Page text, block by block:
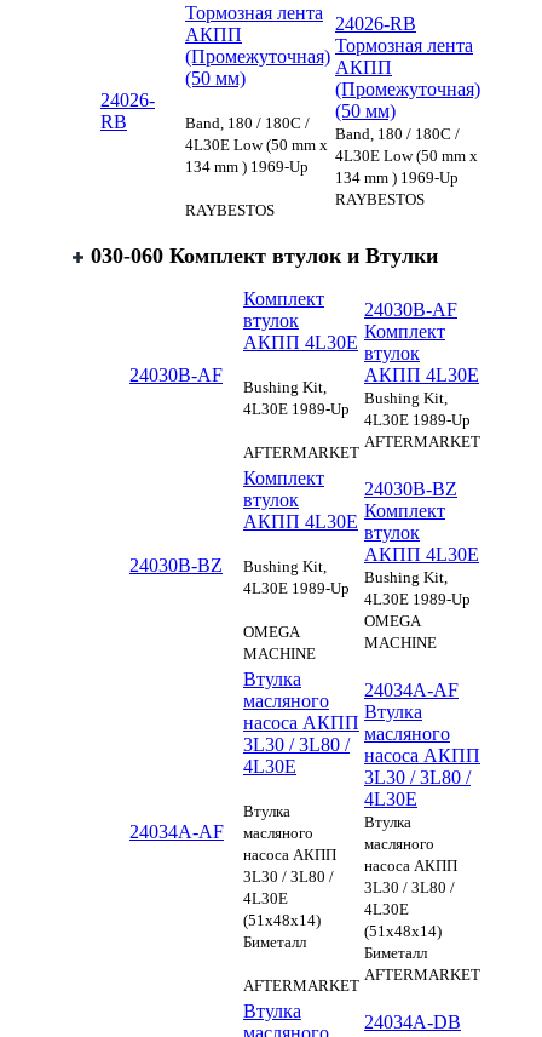
24026-
RB
Тормозная лента
АКПП
(Промежуточная)
(50 мм)
Band, 180 / 180C /
4L30E Low (50 mm x
134 mm ) 1969-Up
RAYBESTOS
24026-RB
Тормозная лента
АКПП
(Промежуточная)
(50 мм)
Band, 180 / 180C /
4L30E Low (50 mm x
134 mm ) 1969-Up
RAYBESTOS
030-060 Комплект втулок и Втулки
24030B-AF
Комплект
втулок
АКПП 4L30E
Bushing Kit,
4L30E 1989-Up
AFTERMARKET
24030B-AF
Комплект
втулок
АКПП 4L30E
Bushing Kit,
4L30E 1989-Up
AFTERMARKET
24030B-BZ
Комплект
втулок
АКПП 4L30E
Bushing Kit,
4L30E 1989-Up
OMEGA
MACHINE
24030B-BZ
Комплект
втулок
АКПП 4L30E
Bushing Kit,
4L30E 1989-Up
OMEGA
MACHINE
24034A-AF
Втулка
масляного
насоса АКПП
3L30 / 3L80 /
4L30E
Втулка
масляного
насоса АКПП
3L30 / 3L80 /
4L30E
(51x48x14)
Биметалл
AFTERMARKET
24034A-AF
Втулка
масляного
насоса АКПП
3L30 / 3L80 /
4L30E
Втулка
масляного
насоса АКПП
3L30 / 3L80 /
4L30E
(51x48x14)
Биметалл
AFTERMARKET
Втулка
масляного
24034A-DB